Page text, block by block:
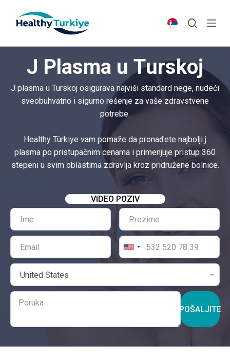
p
c
t
J Plasma u Turskoj
J plasma u Turskoj osigurava najviši standard nege, nudeći
sveobuhvatno i sigurno rešenje za vaše zdravstvene
potrebe.
Healthy Türkiye vam pomaže da pronađete najbolji j
plasma po pristupačnim cenama i primenjuje pristup 360
stepeni u svim oblastima zdravlja kroz pridružene bolnice.
VIDEO POZIV
POŠALJITE